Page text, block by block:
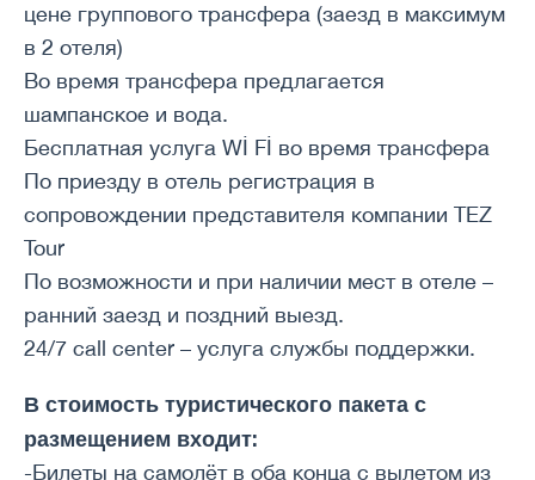
цене группового трансфера (заезд в максимум
в 2 отеля)
Во время трансфера предлагается
шампанское и вода.
Бесплатная услуга Wİ Fİ во время трансфера
По приезду в отель регистрация в
сопровождении представителя компании TEZ
Tour
По возможности и при наличии мест в отеле –
ранний заезд и поздний выезд.
24/7 call center – услуга службы поддержки.
В стоимость туристического пакета с
размещением входит:
-Билеты на самолёт в оба конца с вылетом из